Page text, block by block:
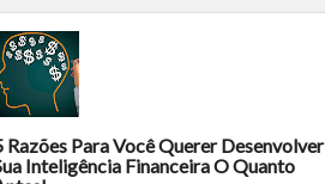
Razões Para Você Querer Desenvolver
Inteligência Financeira O Quanto